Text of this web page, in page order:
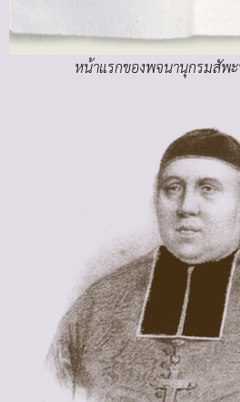
หน้าแรกของพจนานุกรมสัพ